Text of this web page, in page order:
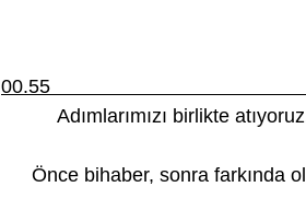
00.55
Adımlarımızı birlikte
Önce bihaber, sonra farkında